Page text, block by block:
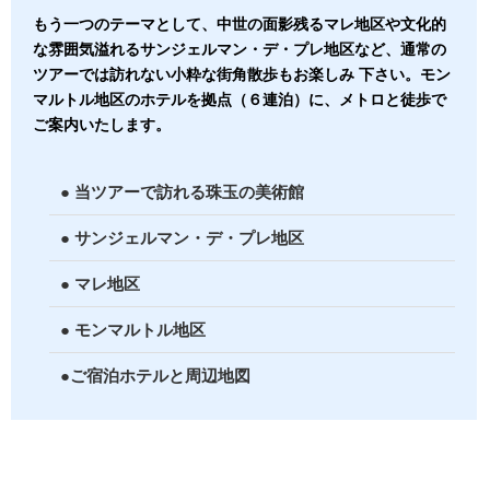
もう一つのテーマとして、中世の面影残るマレ地区や文化的
な雰囲気溢れるサンジェルマン・デ・プレ地区など、通常の
ツアーでは訪れない小粋な街角散歩もお楽しみ 下さい。モン
マルトル地区のホテルを拠点（６連泊）に、メトロと徒歩で
ご案内いたします。
● 当ツアーで訪れる珠玉の美術館
● サンジェルマン・デ・プレ地区
● マレ地区
● モンマルトル地区
●ご宿泊ホテルと周辺地図